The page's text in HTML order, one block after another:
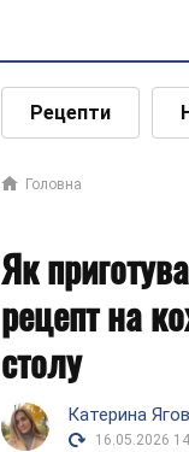
Рецепти
Головна
Як
рецепт на
столу
Катерина
16.05.2026